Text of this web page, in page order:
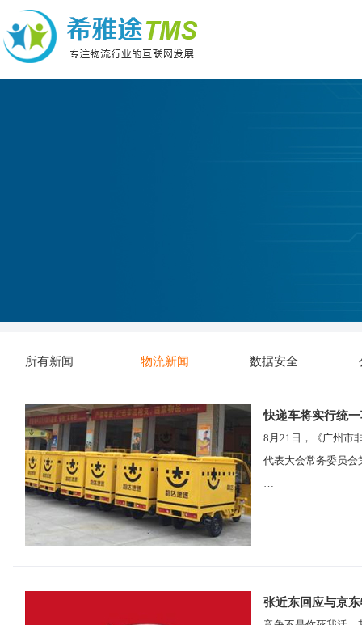
所有新闻 物流新闻 数据安全
快递车将实行统
8月21日，《广州市
代表大会常务委员会
…
张近东回应与京